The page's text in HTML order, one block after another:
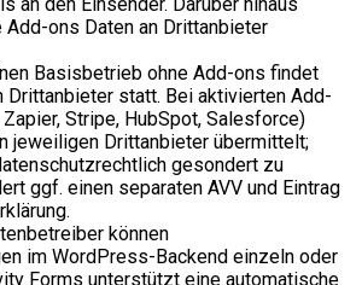
ons Daten an Drittanbieter
Basisbetrieb ohne Add-ons findet
Drittanbieter statt. Bei aktivierten Add-
Stripe, HubSpot, Salesforce)
jeweiligen Drittanbieter übermittelt;
gesondert zu
ggf. einen separaten AVV und Eintrag
können
im WordPress-Backend einzeln oder
Forms unterstützt eine automatische